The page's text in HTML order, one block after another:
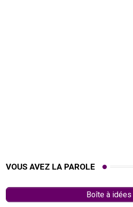
VOUS AVEZ LA PAROLE
Boîte à idées